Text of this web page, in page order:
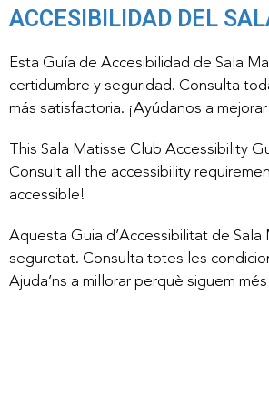
ACCESIBILIDAD DEL
Esta Guía de Accesibilidad de Sala
certidumbre y seguridad. Consulta
más satisfactoria. ¡Ayúdanos a
This Sala Matisse Club Accessibility
Consult all the accessibility
accessible!
Aquesta Guia d’Accessibilitat de
seguretat. Consulta totes les
Ajuda’ns a millorar perquè siguem